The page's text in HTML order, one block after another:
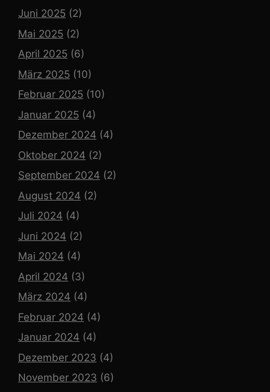
Juni 2025 (2)
Mai 2025 (2)
April 2025 (6)
März 2025 (10)
Februar 2025 (10)
Januar 2025 (4)
Dezember 2024 (4)
Oktober 2024 (2)
September 2024 (2)
August 2024 (2)
Juli 2024 (4)
Juni 2024 (2)
Mai 2024 (4)
April 2024 (3)
März 2024 (4)
Februar 2024 (4)
Januar 2024 (4)
Dezember 2023 (4)
November 2023 (6)